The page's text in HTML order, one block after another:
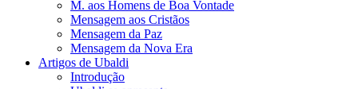
M. aos Homens de Boa Vontade
Mensagem aos Cristãos
Mensagem da Paz
Mensagem da Nova Era
Artigos de Ubaldi
Introdução